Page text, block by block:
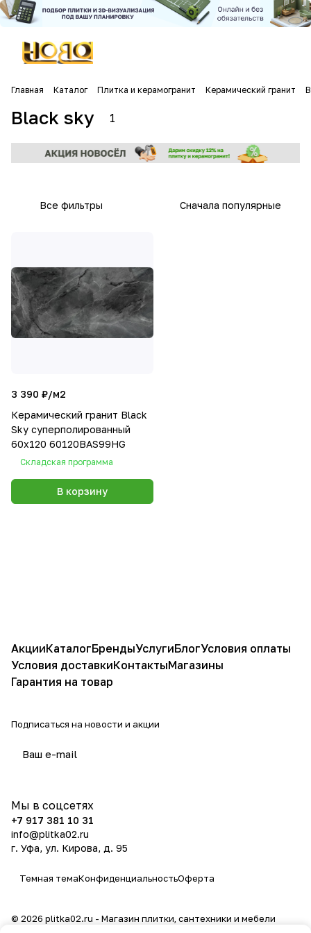
Главная Каталог Плитка и керамогранит Керамический гранит
Black sky 1
Все фильтры Сначала популярные
3 390 ₽/м2
Керамический гранит Black
Sky суперполированный
60х120 60120BAS99HG
Складская программа
В корзину
АкцииКаталогБрендыУслугиБлогУсловия оплаты
Условия доставкиКонтактыМагазины
Гарантия на товар
Подписаться на новости и акции
Мы в соцсетях
+7 917 381 10 31
info@plitka02.ru
г. Уфа, ул. Кирова, д. 95
Темная темаКонфиденциальностьОферта
© 2026 plitka02.ru - Магазин плитки, сантехники и мебели